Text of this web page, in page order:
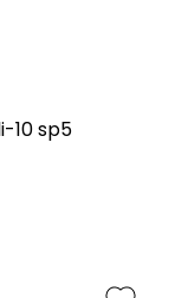
10 sp5